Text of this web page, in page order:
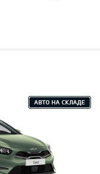
АВТО НА СКЛАДЕ